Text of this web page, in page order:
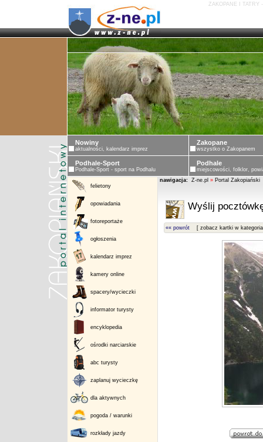
ZAKOPANE I TATRY
Nowiny
aktualności, kalendarz imprez
Zakopane
wszystko o Zakopanem
Podhale-Sport
Podhale-Sport - sport na Podhalu
Podhale
miejscowości, folklor,
felietony
opowiadania
fotoreportaże
ogłoszenia
kalendarz imprez
kamery online
spacery/wycieczki
informator turysty
encyklopedia
ośrodki narciarskie
abc turysty
zaplanuj wycieczkę
dla aktywnych
pogoda / warunki
rozkłady jazdy
nawigacja: Z-ne.pl » Portal Zakopiański
Wyślij
«« powrót [ zobacz kartki w